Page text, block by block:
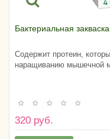
Бактериальная
Содержит протеин,
наращиванию мышечной
320 руб.